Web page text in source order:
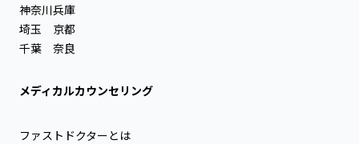
神奈川
埼玉
千葉
兵庫
京都
奈良
メディカルカウンセリング
ファストドクターとは